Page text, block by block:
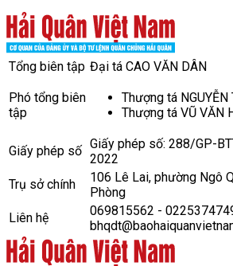
Tổng biên tập Đại tá CAO VĂN DÂN
Phó tổng biên
tập
Thượng tá NGUYỄN
Thượng tá VŨ VĂN
Giấy phép số Giấy phép số: 288/GP-
2022
Trụ sở chính
106 Lê Lai, phường Ngô
Phòng
Liên hệ
069815562 -